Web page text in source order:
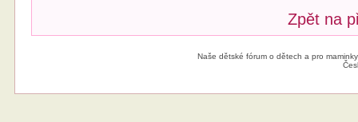
Zpět na
Naše dětské fórum o dětech a pro